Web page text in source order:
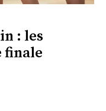
: les
finale